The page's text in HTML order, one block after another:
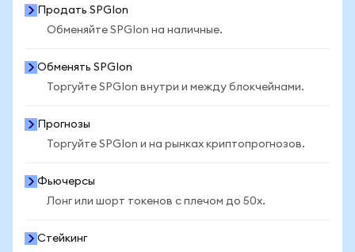
Продать SPGIon
Обменяйте SPGIon на наличные.
Обменять SPGIon
Торгуйте SPGIon внутри и между блокчейнами.
Прогнозы
Торгуйте SPGIon и на рынках криптопрогнозов.
Фьючерсы
Лонг или шорт токенов с плечом до 50x.
Стейкинг